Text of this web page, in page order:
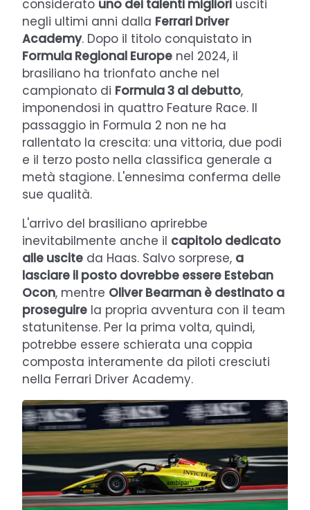
considerato uno dei talenti migliori usciti
negli ultimi anni dalla Ferrari Driver
Academy. Dopo il titolo conquistato in
Formula Regional Europe nel 2024, il
brasiliano ha trionfato anche nel
campionato di Formula 3 al debutto,
imponendosi in quattro Feature Race. Il
passaggio in Formula 2 non ne ha
rallentato la crescita: una vittoria, due podi
e il terzo posto nella classifica generale a
metà stagione. L'ennesima conferma delle
sue qualità.
L'arrivo del brasiliano aprirebbe
inevitabilmente anche il capitolo dedicato
alle uscite da Haas. Salvo sorprese, a
lasciare il posto dovrebbe essere Esteban
Ocon, mentre Oliver Bearman è destinato a
proseguire la propria avventura con il team
statunitense. Per la prima volta, quindi,
potrebbe essere schierata una coppia
composta interamente da piloti cresciuti
nella Ferrari Driver Academy.